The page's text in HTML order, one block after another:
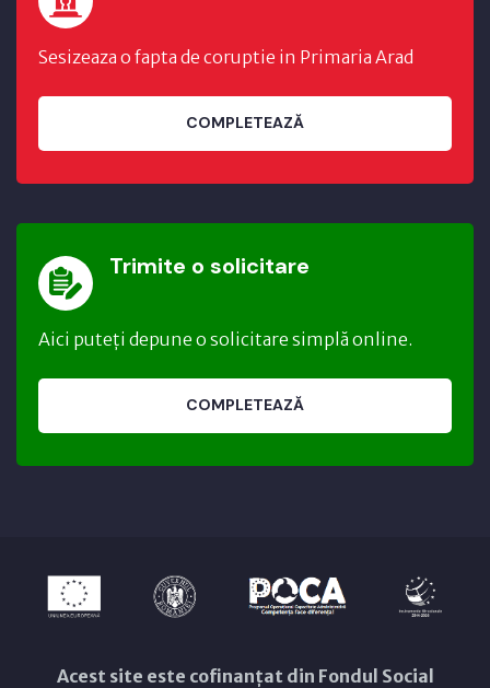
Sesizeaza o fapta de coruptie in Primaria Arad
COMPLETEAZĂ
Trimite o solicitare
Aici puteți depune o solicitare simplă online.
COMPLETEAZĂ
Acest site este cofinanțat din Fondul Social